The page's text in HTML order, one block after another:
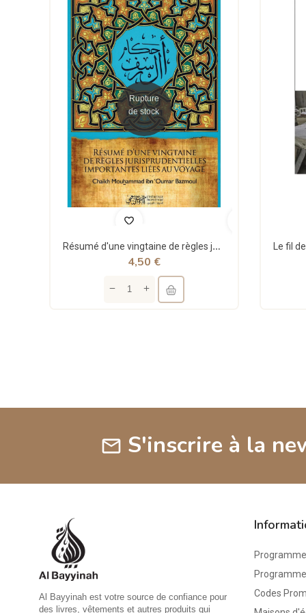
Rupture
de stock
Résumé d'une vingtaine de règles jurisprudentielles liées au voyage - Bazmoul - Héritage...
4,50 €
mail S'inscrire à la
Al Bayyinah est votre source de confiance pour
des livres, vêtements et autres produits qui
Codes